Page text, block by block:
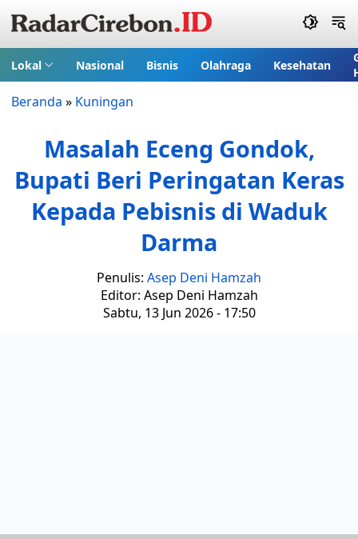
Lokal Nasional Bisnis Olahraga Kesehatan
Beranda » Kuningan
Masalah Eceng Gondok,
Bupati Beri Peringatan Keras
Kepada Pebisnis di Waduk
Darma
Penulis: Asep Deni Hamzah
Editor: Asep Deni Hamzah
Sabtu, 13 Jun 2026 - 17:50